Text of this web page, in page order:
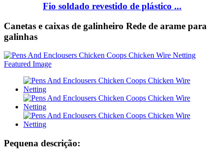
Fio soldado revestido de plástico ...
Canetas e caixas de galinheiro Rede de arame para
galinhas
Pequena descrição: